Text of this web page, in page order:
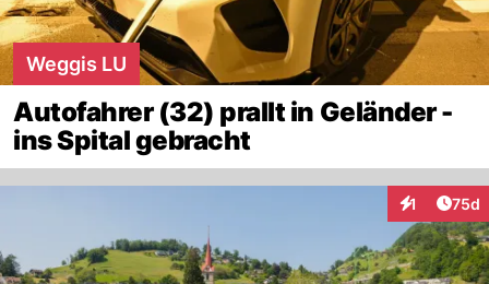
Weggis LU
Autofahrer (32) prallt in Geländer -
ins Spital gebracht
1 75d